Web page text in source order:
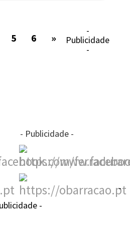
5 6 »
-
Publicidade
-
- Publicidade -
-
-